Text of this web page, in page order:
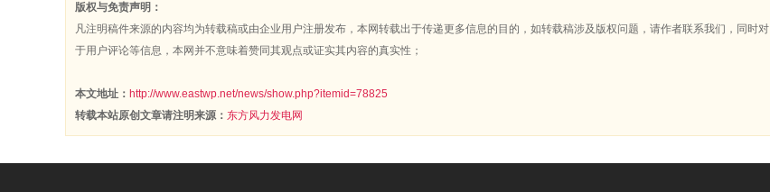
版权与免责声明：
凡注明稿件来源的内容均为转载稿或由企业用户注册发布，本网转载出于传递更多信息的目的，如转载稿涉及版权问题，请作者联系我们，同时对
于用户评论等信息，本网并不意味着赞同其观点或证实其内容的真实性；
本文地址： http://www.eastwp.net/news/show.php?itemid=78825
转载本站原创文章请注明来源： 东方风力发电网